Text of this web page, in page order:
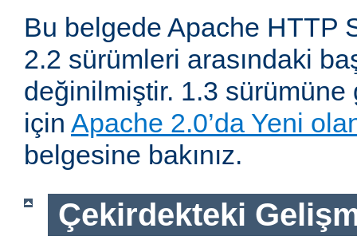
Bu belgede Apache HTTP
2.2 sürümleri arasındaki
değinilmiştir. 1.3
için Apache 2.0’da Yeni
belgesine bakınız.
Çekirdekteki